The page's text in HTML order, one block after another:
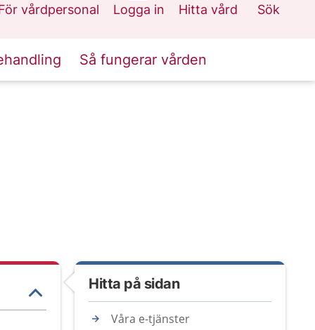
vårdpersonal
Logga in
Hitta vård
Sök
Så fungerar vården
Hitta på sidan
Våra e-tjänster